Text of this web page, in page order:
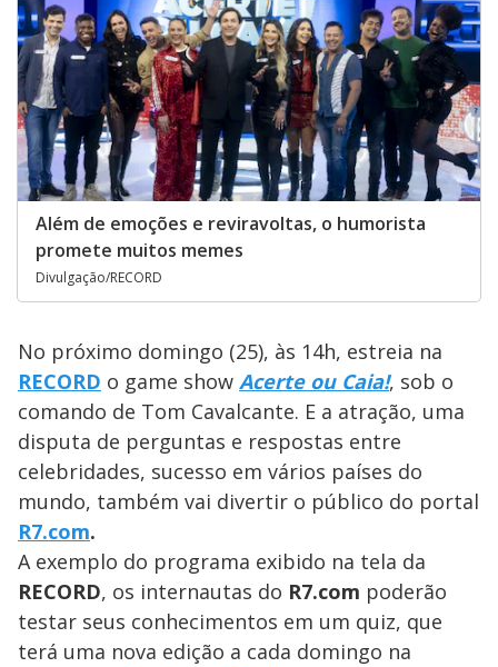
Além de emoções e reviravoltas, o humorista
promete muitos memes
Divulgação/RECORD
No próximo domingo (25), às 14h, estreia na
RECORD o game show Acerte ou Caia!, sob o
comando de Tom Cavalcante. E a atração, uma
disputa de perguntas e respostas entre
celebridades, sucesso em vários países do
mundo, também vai divertir o público do portal
R7.com.
A exemplo do programa exibido na tela da
RECORD, os internautas do R7.com poderão
testar seus conhecimentos em um quiz, que
terá uma nova edição a cada domingo na